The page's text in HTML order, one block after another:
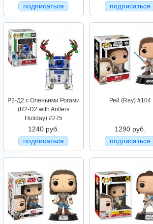
подписаться
подписаться
Р2-Д2 с Оленьими Рогами
(R2-D2 with Antlers
Holiday) #275
1240 руб.
подписаться
Рей (Rey) #104
1290 руб.
подписаться